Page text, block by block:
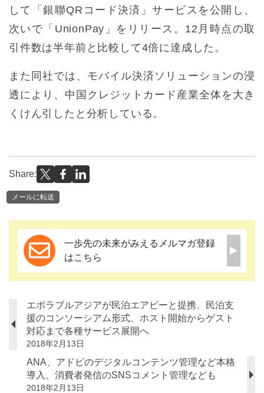
して「銀聯QRコード決済」サービスを公開し、
次いで「UnionPay」をリリース。12月時点の取
引件数は半年前と比較して4倍に達成した。
また同社では、モバイル決済ソリューションの浸
透により、中国クレジットカード産業全体を大き
くけん引したと分析している。
Share:
メールに転送
一歩先の未来がみえるメルマガ登録
はこちら
エボラブルアジアが民泊エアビーと提携、民泊支
援のコンソーシアム形式、ホスト開始からゲスト
対応まで各種サービス展開へ
2018年2月13日
ANA、アドビのデジタルコンテンツ管理など本格
導入、消費者発信のSNSコメント管理なども
2018年2月13日